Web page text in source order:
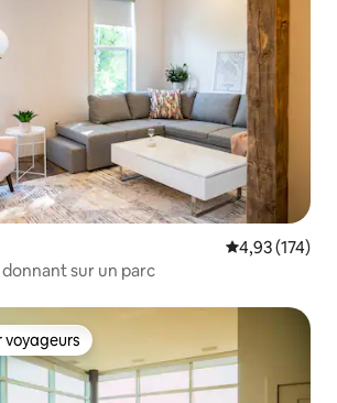
Note
4,93 (174)
sur un parc
parmi les plus aimés